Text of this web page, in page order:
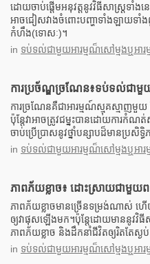
ដោយចាប់ផ្តើមអនុវត្តនូវវិធីសាស្រ្តទាំងន
អាចជៀសវាងចំពោះបញ្ហាទាំងឡាយទាំ
កំហឹង(ទោសៈ)។
in ទប់ទល់ជាមួយអារម្មណ៏សៅម្មងឬអារម្
ការប្រច័ណ្ឌច្រណែន៖ទប់ទល់ជា
ការច្រណែនគឺជាអារម្មណ៍ស្មុគស្មាញមួយ
ប៉ុន្តែវាអាចត្រូវជម្នះបានដោយការកំណ
ចាប់ប្រើប្រាសនូវថ្នាំបន្សាបដ៏មានប្រសិទ្ធិ
in ទប់ទល់ជាមួយអារម្មណ៏សៅម្មងឬអារម្
ភាពភ័យខ្លាច៖ ដោះស្រាយជាមួយ
ភាពភ័យខ្លាចមានច្រើនទម្រង់ណាស់
ឲ្យវាផុសឡើងមក។ប៉ុន្តែដោយមាននូវវិធី
ភាពភ័យខ្លាច និងដឹកនាំជីវិតឲ្យរិតតែស្
in ទប់ទល់ជាមួយអារម្មណ៏សៅម្មងឬអារម្